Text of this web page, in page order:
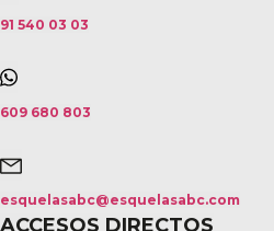
91 540 03 03
609 680 803
esquelasabc@esquelasabc.com
ACCESOS DIRECTOS